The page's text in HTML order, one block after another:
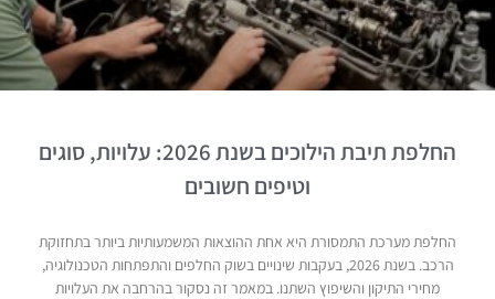
החלפת תיבת הילוכים בשנת 2026: עלויות, סוגים
וטיפים חשובים
החלפת מערכת התמסורת היא אחת ההוצאות המשמעותיות ביותר בתחזוקת
הרכב. בשנת 2026, בעקבות שינויים בשוק החלפים והתפתחות הטכנולוגיה,
מחירי התיקון והשיפוץ השתנו. במאמר זה נסקור בהרחבה את העלויות